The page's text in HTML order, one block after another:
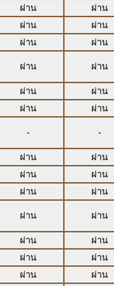
ผ่าน ผ่าน
ผ่าน ผ่าน
ผ่าน ผ่าน
ผ่าน ผ่าน
ผ่าน ผ่าน
ผ่าน ผ่าน
- -
ผ่าน ผ่าน
ผ่าน ผ่าน
ผ่าน ผ่าน
ผ่าน ผ่าน
ผ่าน ผ่าน
ผ่าน ผ่าน
ผ่าน ผ่าน